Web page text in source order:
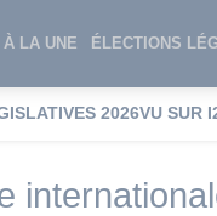
À LA UNE ÉLECTIONS
2026VU SUR
i24NEWS Tags index